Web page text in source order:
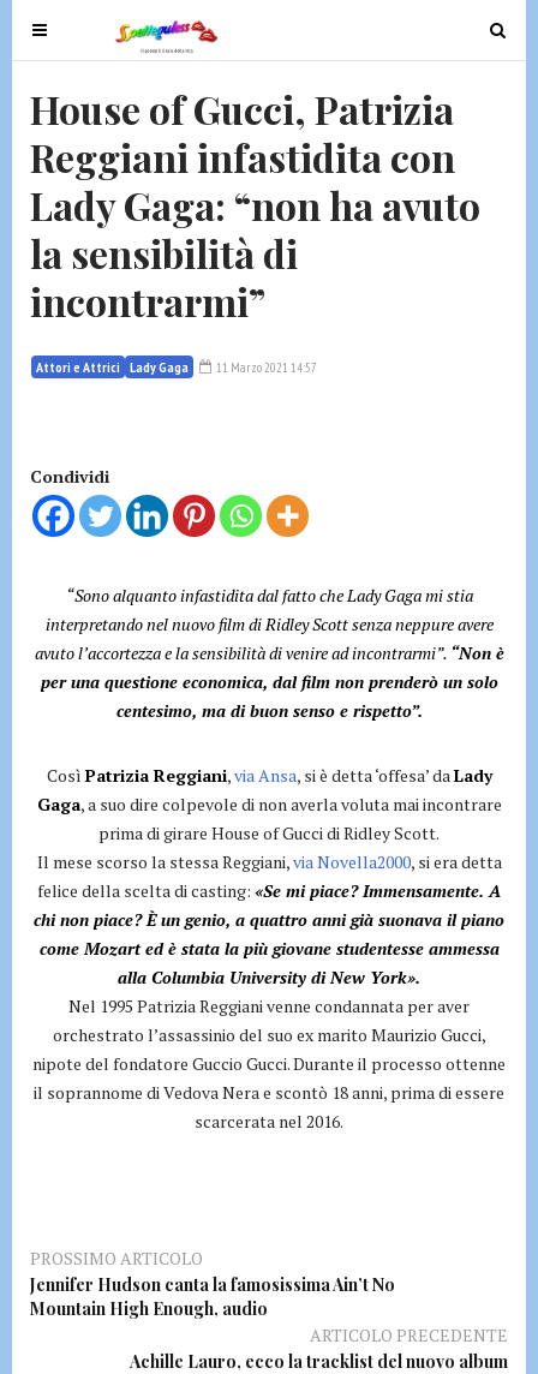
T
o
g
l
e
n
i
g
t
T
o
House of Gucci, Patrizia
Reggiani infastidita con
Lady Gaga: “non ha avuto
la sensibilità di
incontrarmi”
Attori e Attrici Lady Gaga 11 Marzo 2021 14:57
Condividi
“Sono alquanto infastidita dal fatto che Lady Gaga mi stia
interpretando nel nuovo film di Ridley Scott senza neppure avere
avuto l’accortezza e la sensibilità di venire ad incontrarmi”. “Non è
per una questione economica, dal film non prenderò un solo
centesimo, ma di buon senso e rispetto”.
Così Patrizia Reggiani,via Ansa, si è detta ‘offesa’ daLady
Gaga, a suo dire colpevole di non averla voluta mai incontrare
prima di girare House of Gucci di Ridley Scott.
Il mese scorso la stessa Reggiani,via Novella2000, si era detta
felice della scelta di casting: «Se mi piace? Immensamente. A
chi non piace? È un genio, a quattro anni già suonava il piano
come Mozart ed è stata la più giovane studentesse ammessa
alla Columbia University di New York».
Nel 1995 Patrizia Reggiani venne condannata per aver
orchestrato l’assassinio del suo ex marito Maurizio Gucci,
nipote del fondatore Guccio Gucci. Durante il processo ottenne
il soprannome di Vedova Nera e scontò 18 anni, prima di essere
scarcerata nel 2016.
PROSSIMO ARTICOLO
Jennifer Hudson canta la famosissima Ain’t No
Mountain High Enough, audio
ARTICOLO PRECEDENTE
Achille Lauro, ecco la tracklist del nuovo album